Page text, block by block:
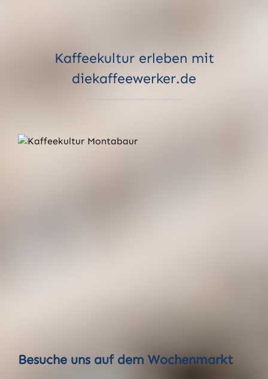
Kaffeekultur erleben mit
diekaffeewerker.de
Besuche uns auf dem Wochenmarkt